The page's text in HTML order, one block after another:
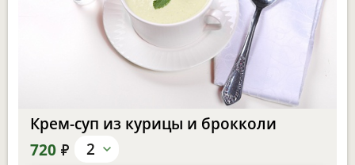
Крем-суп из курицы и брокколи
720 е 2